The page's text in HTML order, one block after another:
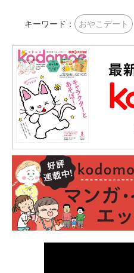
キーワード： おやこデート